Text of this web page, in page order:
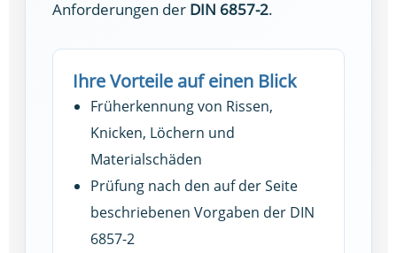
Anforderungen der DIN 6857-2.
Ihre Vorteile auf einen Blick
Früherkennung von Rissen,
Knicken, Löchern und
Materialschäden
Prüfung nach den auf der Seite
beschriebenen Vorgaben der DIN
6857-2